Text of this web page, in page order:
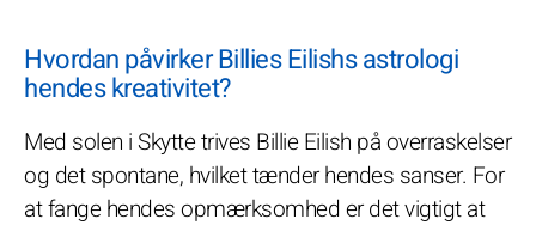
Hvordan påvirker Billies Eilishs astrologi
hendes kreativitet?
Med solen i Skytte trives Billie Eilish på overraskelser
og det spontane, hvilket tænder hendes sanser. For
at fange hendes opmærksomhed er det vigtigt at